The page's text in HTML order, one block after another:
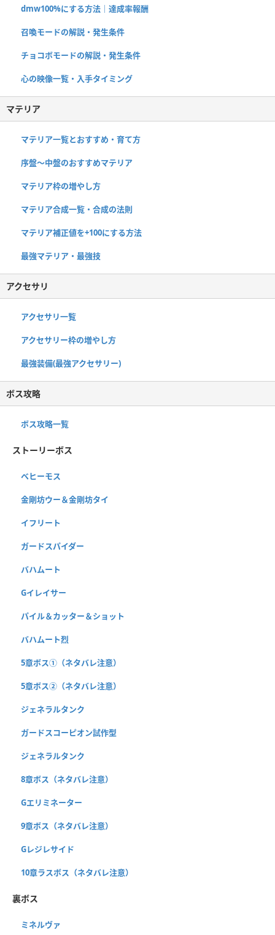
dmw100%にする方法｜達成率報酬
召喚モードの解説・発生条件
チョコボモードの解説・発生条件
心の映像一覧・入手タイミング
マテリア
マテリア一覧とおすすめ・育て方
序盤～中盤のおすすめマテリア
マテリア枠の増やし方
マテリア合成一覧・合成の法則
マテリア補正値を+100にする方法
最強マテリア・最強技
アクセサリ
アクセサリ一覧
アクセサリー枠の増やし方
最強装備(最強アクセサリー)
ボス攻略
ボス攻略一覧
ストーリーボス
ベヒーモス
金剛坊ウー＆金剛坊タイ
イフリート
ガードスパイダー
バハムート
Gイレイサー
パイル＆カッター＆ショット
バハムート烈
5章ボス①（ネタバレ注意）
5章ボス②（ネタバレ注意）
ジェネラルタンク
ガードスコーピオン試作型
ジェネラルタンク
8章ボス（ネタバレ注意）
Gエリミネーター
9章ボス（ネタバレ注意）
Gレジレサイド
10章ラスボス（ネタバレ注意）
裏ボス
ミネルヴァ